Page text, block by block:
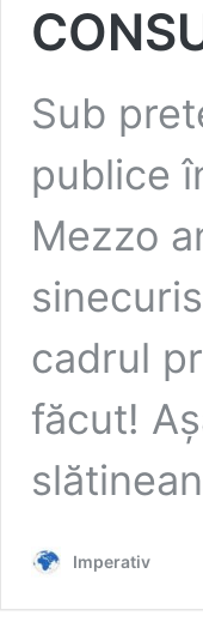
Sub
publice
Mezzo
cadrul
făcut!
Imperativ